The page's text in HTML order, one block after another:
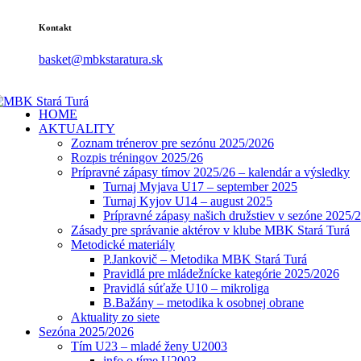
Kontakt
basket@mbkstaratura.sk
HOME
AKTUALITY
Zoznam trénerov pre sezónu 2025/2026
Rozpis tréningov 2025/26
Prípravné zápasy tímov 2025/26 – kalendár a výsledky
Turnaj Myjava U17 – september 2025
Turnaj Kyjov U14 – august 2025
Prípravné zápasy našich družstiev v sezóne 2025/
Zásady pre správanie aktérov v klube MBK Stará Turá
Metodické materiály
P.Jankovič – Metodika MBK Stará Turá
Pravidlá pre mládežnícke kategórie 2025/2026
Pravidlá súťaže U10 – mikroliga
B.Bažány – metodika k osobnej obrane
Aktuality zo siete
Sezóna 2025/2026
Tím U23 – mladé ženy U2003